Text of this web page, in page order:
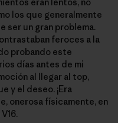
los que generalmente
ser un gran problema.
feroces a la
probando este
días antes de mi
al llegar al top,
y el deseo. ¡Era
onerosa físicamente, en